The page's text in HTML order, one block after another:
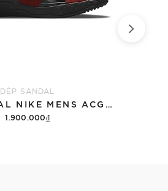
DÉP SANDAL
1.900.000₫